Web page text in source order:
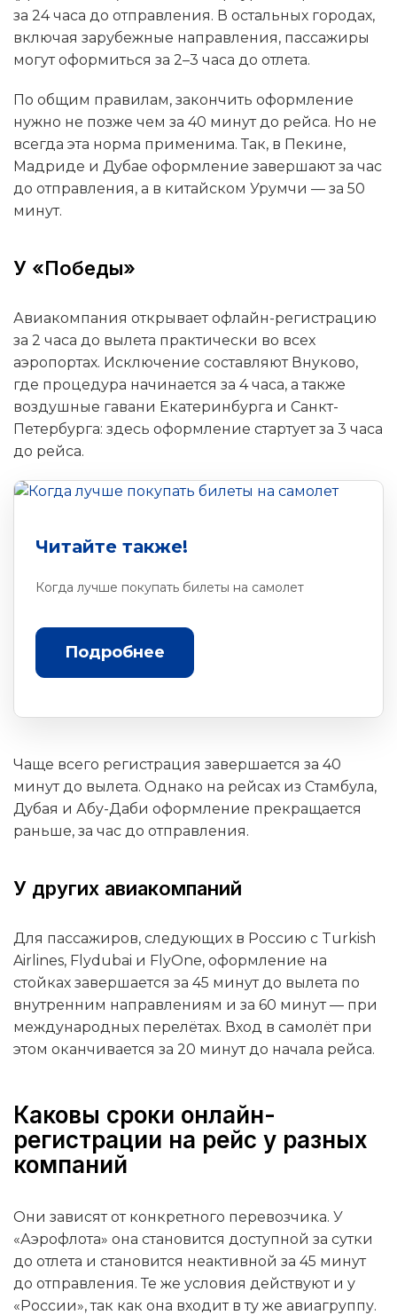
за 24 часа до отправления. В остальных городах,
включая зарубежные направления, пассажиры
могут оформиться за 2–3 часа до отлета.
По общим правилам, закончить оформление
нужно не позже чем за 40 минут до рейса. Но не
всегда эта норма применима. Так, в Пекине,
Мадриде и Дубае оформление завершают за час
до отправления, а в китайском Урумчи — за 50
минут.
У «Победы»
Авиакомпания открывает офлайн-регистрацию
за 2 часа до вылета практически во всех
аэропортах. Исключение составляют Внуково,
где процедура начинается за 4 часа, а также
воздушные гавани Екатеринбурга и Санкт-
Петербурга: здесь оформление стартует за 3 часа
до рейса.
Читайте также!
Когда лучше покупать билеты на самолет
Подробнее
Чаще всего регистрация завершается за 40
минут до вылета. Однако на рейсах из Стамбула,
Дубая и Абу-Даби оформление прекращается
раньше, за час до отправления.
У других авиакомпаний
Для пассажиров, следующих в Россию с Turkish
Airlines, Flydubai и FlyOne, оформление на
стойках завершается за 45 минут до вылета по
внутренним направлениям и за 60 минут — при
международных перелётах. Вход в самолёт при
этом оканчивается за 20 минут до начала рейса.
Каковы сроки онлайн-
регистрации на рейс у разных
компаний
Они зависят от конкретного перевозчика. У
«Аэрофлота» она становится доступной за сутки
до отлета и становится неактивной за 45 минут
до отправления. Те же условия действуют и у
«России», так как она входит в ту же авиагруппу.